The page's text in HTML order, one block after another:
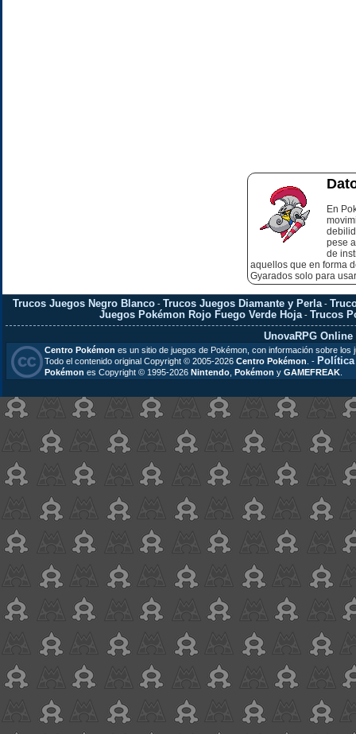
En
pese
de
aquellos que en forma
Gyarados solo para
Trucos Juegos Negro Blanco- Trucos Juegos Diamante y Perla-
Juegos Pokémon Rojo Fuego Verde Hoja -Trucos
UnovaRPG Online
Centro Pokémon es un sitio de juegos de Pokémon, con información sobre
Todo el contenido original Copyright © 2005-2026 Centro Pokémon . -
Pokémon es Copyright © 1995-2026 Nintendo Pokémon y GAMEFREAK